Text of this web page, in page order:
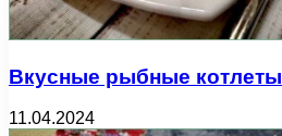
Вкусные рыбные котлеты
11.04.2024